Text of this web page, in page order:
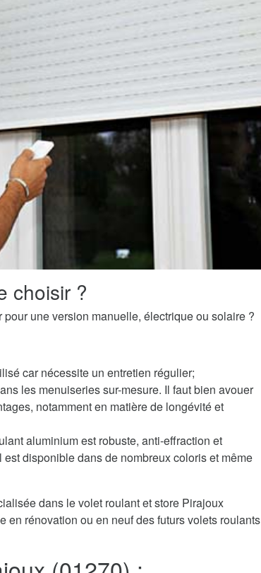
choisir ?
une version manuelle, électrique ou solaire ?
car nécessite un entretien régulier;
les menuiseries sur-mesure. Il faut bien avouer
notamment en matière de longévité et
aluminium est robuste, anti-effraction et
disponible dans de nombreux coloris et même
dans le volet roulant et store Pirajoux
en rénovation ou en neuf des futurs volets roulants